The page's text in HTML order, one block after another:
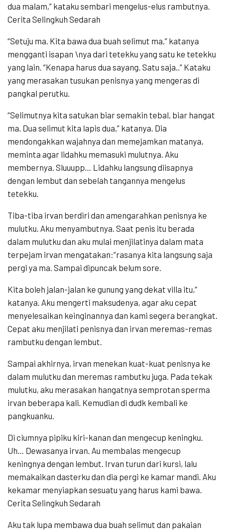
dua malam,” kataku sembari mengelus-elus rambutnya.
Cerita Selingkuh Sedarah
“Setuju ma. Kita bawa dua buah selimut ma,” katanya
mengganti isapan \nya dari tetekku yang satu ke tetekku
yang lain. “Kenapa harus dua sayang. Satu saja..” Kataku
yang merasakan tusukan penisnya yang mengeras di
pangkal perutku.
“Selimutnya kita satukan biar semakin tebal, biar hangat
ma. Dua selimut kita lapis dua,” katanya. Dia
mendongakkan wajahnya dan memejamkan matanya,
meminta agar lidahku memasuki mulutnya. Aku
membernya. Sluuupp… Lidahku langsung diisapnya
dengan lembut dan sebelah tangannya mengelus
tetekku.
Tiba-tiba irvan berdiri dan amengarahkan penisnya ke
mulutku. Aku menyambutnya. Saat penis itu berada
dalam mulutku dan aku mulai menjilatinya dalam mata
terpejam irvan mengatakan:”rasanya kita langsung saja
pergi ya ma. Sampai dipuncak belum sore.
Kita boleh jalan-jalan ke gunung yang dekat villa itu,”
katanya. Aku mengerti maksudenya, agar aku cepat
menyelesaikan keinginannya dan kami segera berangkat.
Cepat aku menjilati penisnya dan irvan meremas-remas
rambutku dengan lembut.
Sampai akhirnya, irvan menekan kuat-kuat penisnya ke
dalam mulutku dan meremas rambutku juga. Pada tekak
mulutku, aku merasakan hangatnya semprotan sperma
irvan beberapa kali. Kemudian di dudk kembali ke
pangkuanku.
Di ciumnya pipiku kiri-kanan dan mengecup keningku.
Uh… Dewasanya irvan. Au membalas mengecup
keningnya dengan lembut. Irvan turun dari kursi, lalu
memakaikan dasterku dan dia pergi ke kamar mandi. Aku
kekamar menyiapkan sesuatu yang harus kami bawa.
Cerita Selingkuh Sedarah
Aku tak lupa membawa dua buah selimut dan pakaian